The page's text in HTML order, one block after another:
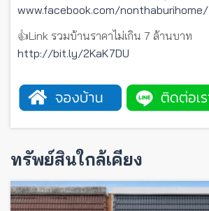
www.facebook.com/nonthaburihome/
👍Link รวมบ้านราคาไม่เกิน 7 ล้านบาท
http://bit.ly/2KaK7DU
ทรัพย์สินใกล้เคียง